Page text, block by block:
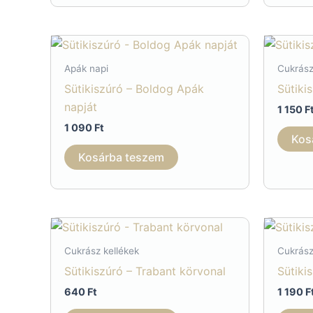
Apák napi
Sütikiszúró – Boldog Apák
napját
1 090 Ft
Kosárba teszem
1 150
Cukrász kellékek
Sütikiszúró – Trabant körvonal
640 Ft 1 190